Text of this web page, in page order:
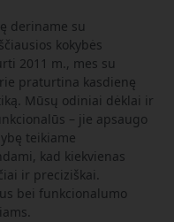
deriname su
kokybės
2011 m., mes su
praturtina kasdienę
Mūsų odiniai dėklai ir
– jie apsaugo
teikiame
kad kiekvienas
ir preciziškai.
bei funkcionalumo